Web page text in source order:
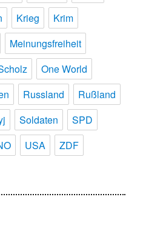
Krieg
Krim
Meinungsfreiheit
One World
Russland
Rußland
Soldaten
SPD
USA ZDF